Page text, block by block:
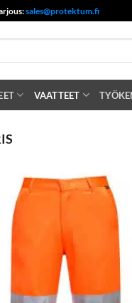
sales@protektum.fiYli
VAATTEET